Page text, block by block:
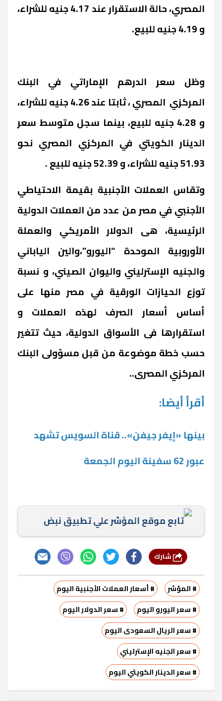
المصري، حالة الاستقرار عند 4.17 جنيه للشراء،
و 4.19 جنيه للبيع.
وظل سعر الدرهم الإماراتي في البنك
المركزي المصري ، ثابتا عند 4.26 جنيه للشراء،
و 4.28 جنيه للبيع، بينما سجل متوسط سعر
الدينار الكويتي في المركزي المصري نحو
51.93 جنيه للشراء، و 52.39 جنيه للبيع .
وتقاس العملات الأجنبية بقيمة الاحتياطي
الأجنبي في مصر من عدد من العملات الدولية
الرئيسية، هى الدولار الأمريكي والعملة
الأوروبية الموحدة “اليورو”،والين الياباني
والجنيه الإسترليني واليوان الصيني، و نسبة
توزع الحيازات الورقية في مصر منها على
أساس أسعار الصرف لهذه العملات و
استقرارها فى الأسواق الدولية، حيث تتغير
حسب خطة موضوعة من قبل مسؤولى البنك
المركزي المصرى..
أقرأ أيضا:
بينها «إيفر جيفن».. قناة السويس تشهد
عبور 62 سفينة اليوم الجمعة
تابع موقع المؤشر علي تطبيق نبض
# المؤشر
# أسعار العملات الأجنبية اليوم
# سعر اليورو اليوم
# سعر الدولار اليوم
# سعر الريال السعودى اليوم
# سعر الجنيه الإسترليني
# سعر الدينار الكويتي اليوم